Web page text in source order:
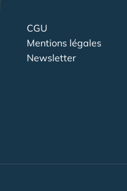
CGU
Mentions légales
Newsletter